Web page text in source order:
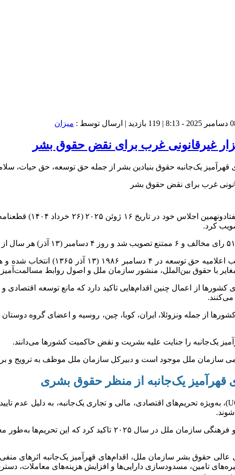
119 بازدید | ارسال توسط : میزان
غیرقانونی غرب برای نقض حقوق بشر
قهرآمیز یک‌جانبه حقوق بنیادین بشر از جمله حق توسعه، حق حیات،
این روز همزمان با سالگرد
با حقوق بین‌الملل، منشور سازمان ملل و اصول روابط
کشور‌ها از اعمال چنین اقدام‌هایی تاکید دارد که مانع توسعه
کشور‌ها از جمله ونزوئلا، ایران، کوبا، چین، روسیه و اعضای گروه
یک‌جانبه را جنایت علیه بشریت و نقض حاکمیت کشور‌ها می‌دانند.
سازمان ملل موجود است و دبیرکل سازمان ملل موظف به ترویج و
قهرآمیز یک‌جانبه از منظر حقوق بشری
کمیته حقوق اقتصادی، اجتماعی و فرهنگی
عالی حقوق بشر سازمان ملل، اقدام‌های قهرآمیز یک‌جانبه
زنجیره‌های تامین، مسدودسازی دارایی‌ها و افزایش هزینه‌های